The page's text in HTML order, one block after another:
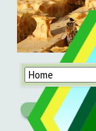
Navigation
überspringen
Zurück